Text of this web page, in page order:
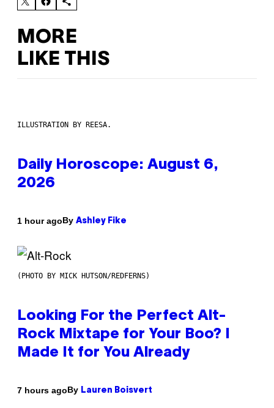
MORE
LIKE THIS
ILLUSTRATION BY REESA.
Daily Horoscope: August 6,
2026
1 hour agoBy Ashley Fike
(PHOTO BY MICK HUTSON/REDFERNS)
Looking For the Perfect Alt-
Rock Mixtape for Your Boo? I
Made It for You Already
7 hours agoBy Lauren Boisvert